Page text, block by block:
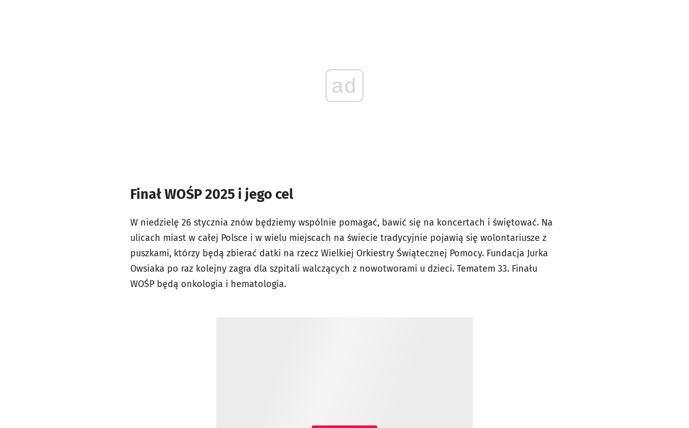
ad
Finał WOŚP 2025 i jego cel
W niedzielę 26 stycznia znów będziemy wspólnie pomagać, bawić się na koncertach i świętować. Na
ulicach miast w całej Polsce i w wielu miejscach na świecie tradycyjnie pojawią się wolontariusze z
puszkami, którzy będą zbierać datki na rzecz Wielkiej Orkiestry Świątecznej Pomocy. Fundacja Jurka
Owsiaka po raz kolejny zagra dla szpitali walczących z nowotworami u dzieci. Tematem 33. Finału
WOŚP będą onkologia i hematologia.